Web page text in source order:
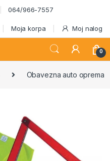
064/966-7557
Moja korpa Moj nalog
0
Obavezna auto oprema